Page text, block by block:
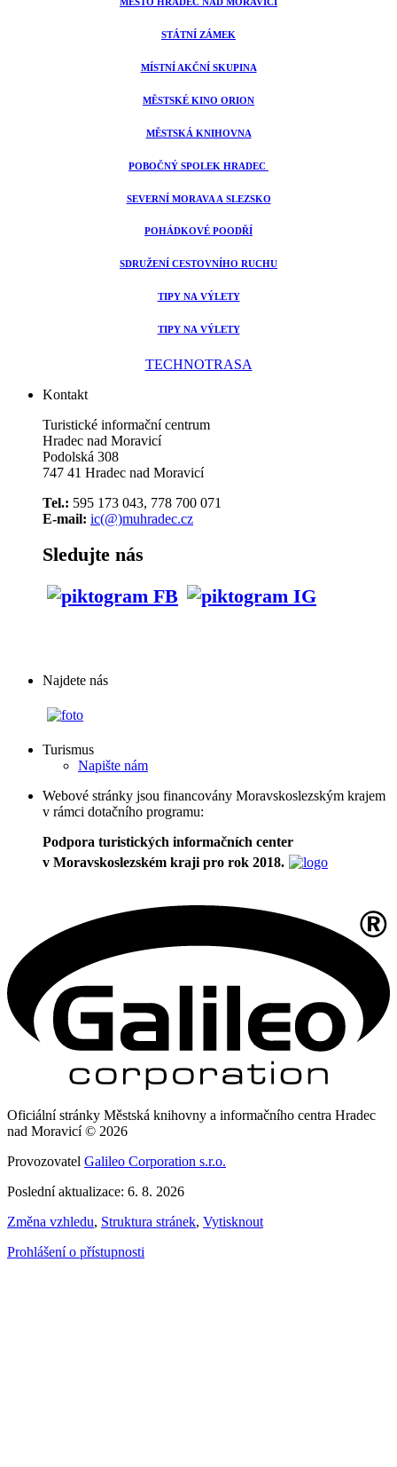
STÁTNÍ ZÁMEK
MÍSTNÍ AKČNÍ SKUPINA
MĚSTSKÉ KINO ORION
MĚSTSKÁ KNIHOVNA
POBOČNÝ SPOLEK HRADEC
SEVERNÍ MORAVA A SLEZSKO
POHÁDKOVÉ POODŘÍ
SDRUŽENÍ CESTOVNÍHO RUCHU
TIPY NA VÝLETY
TIPY NA VÝLETY
TECHNOTRASA
Kontakt
Turistické informační centrum
Hradec nad Moravicí
Podolská 308
747 41 Hradec nad Moravicí
Tel.: 595 173 043, 778 700 071
E-mail: ic(@)muhradec.cz
Sledujte nás
Najdete nás
Turismus
Napište nám
Webové stránky jsou financovány Moravskoslezským krajem
v rámci dotačního programu:
Podpora turistických informačních center
v Moravskoslezském kraji pro rok 2018.
Oficiální stránky Městská knihovny a informačního centra Hradec
nad Moravicí © 2026
Provozovatel Galileo Corporation s.r.o.
Poslední aktualizace: 6. 8. 2026
Změna vzhledu, Struktura stránek, Vytisknout
Prohlášení o přístupnosti